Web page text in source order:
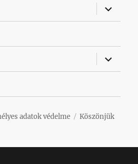
almenü
almenü
adatok védelme
Köszönjük